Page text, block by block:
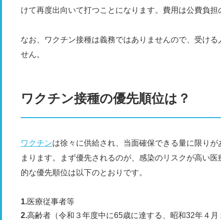
けて再度出向いて打つことになります。費用は公費負
なお、ワクチン接種は義務ではありませんので、受け
せん。
ワクチン接種の優先順位は？
ワクチンは徐々に供給され、当面確保できる量に限り
まります。まず優先されるのが、感染のリスクが高い
的な優先順位は以下のとおりです。
医療従事者等
高齢者（令和３年度中に65歳に達する、昭和32年４